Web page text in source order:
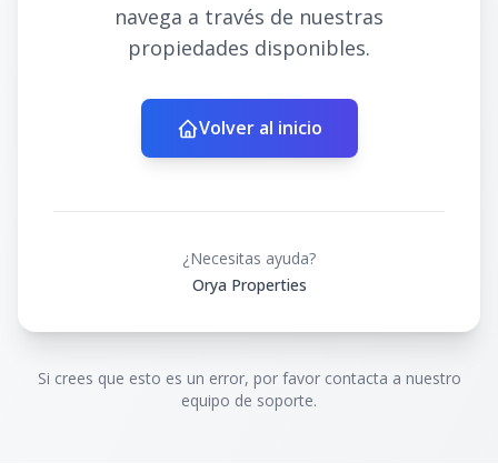
navega a través de nuestras
propiedades disponibles.
Volver al inicio
¿Necesitas ayuda?
Orya Properties
Si crees que esto es un error, por favor contacta a nuestro
equipo de soporte.